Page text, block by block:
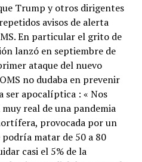
Trump y otros dirigentes
avisos de alerta
En particular el grito de
lanzó en septiembre de
ataque del nuevo
no dudaba en prevenir
ser apocalíptica : « Nos
real de una pandemia
provocada por un
matar de 50 a 80
casi el 5% de la